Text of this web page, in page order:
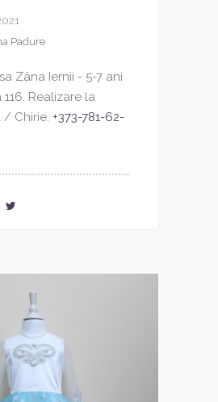
Padure
Zâna Iernii - 5-7 ani
116. Realizare la
/ Chirie. +373-781-62-